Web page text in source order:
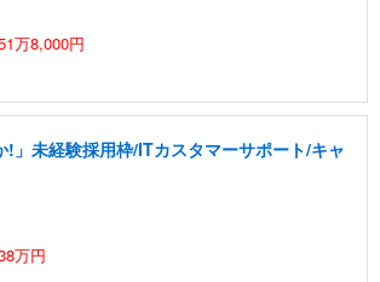
万8,000円
!」未経験採用枠/ITカスタマーサポート/キャ
万円